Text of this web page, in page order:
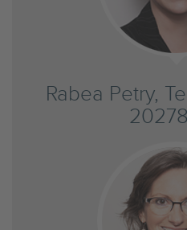
Rabea Petry,